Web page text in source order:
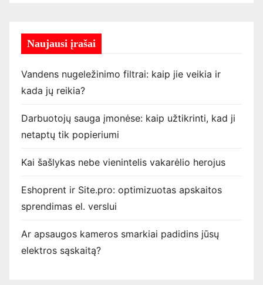
s
l
a
i
v
i
a
Naujausi įrašai
Vandens nugeležinimo filtrai: kaip jie veikia ir
kada jų reikia?
Darbuotojų sauga įmonėse: kaip užtikrinti, kad ji
netaptų tik popieriumi
Kai šašlykas nebe vienintelis vakarėlio herojus
Eshoprent ir Site.pro: optimizuotas apskaitos
sprendimas el. verslui
Ar apsaugos kameros smarkiai padidins jūsų
elektros sąskaitą?